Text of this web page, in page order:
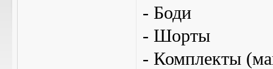
- Боди
- Шорты
- Комплекты